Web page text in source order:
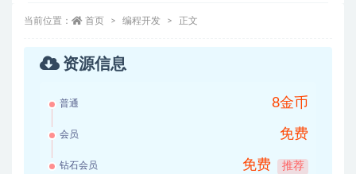
当前位置： 首页 编程开发 正文
资源信息
普通 8金币
会员 免费
钻石会员 免费 推荐